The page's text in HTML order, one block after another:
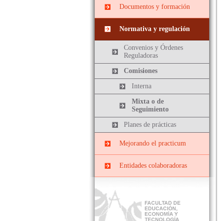
PRIMARIA
Ed.Primaria[segunda
mención]
Prácticas Externas Grado
Máster de Profesorado
Centros docentes
Prácticas
EXTRACURRICULARES
Prácticas ERASMUS
Documentos y formación
Cursos, congresos y
jornadas
Documentos y Tutoriales
Normativa y regulación
Convenios y Órdenes
Reguladoras
Comisiones
Interna
Mixta o de
Seguimiento
Planes de prácticas
Mejorando el practicum
Datos y cifras de cursos
anteriores
El Prácticum en los
estudios de grado
Entidades colaboradoras